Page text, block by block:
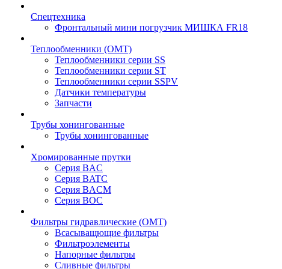
Спецтехника
Фронтальный мини погрузчик МИШКА FR18
Теплообменники (OMT)
Теплообменники серии SS
Теплообменники серии ST
Теплообменники серии SSPV
Датчики температуры
Запчасти
Трубы хонингованные
Трубы хонингованные
Хромированные прутки
Серия BAC
Серия BATC
Серия BACM
Серия BOC
Фильтры гидравлические (OMT)
Всасыващющие фильтры
Фильтроэлементы
Напорные фильтры
Сливные фильтры